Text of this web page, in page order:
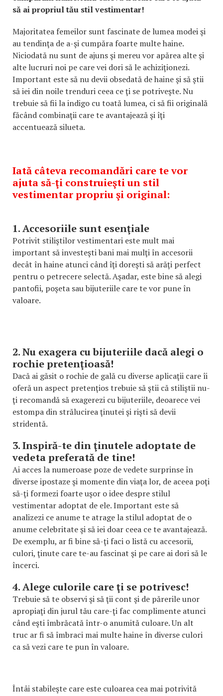
să ai propriul tău stil vestimentar!
Majoritatea femeilor sunt fascinate de lumea modei şi
au tendinţa de a-şi cumpăra foarte multe haine.
Niciodată nu sunt de ajuns şi mereu vor apărea alte şi
alte lucruri noi pe care vei dori să le achiziţionezi.
Important este să nu devii obsedată de haine şi să ştii
să iei din noile trenduri ceea ce ţi se potriveşte. Nu
trebuie să fii la indigo cu toată lumea, ci să fii originală
făcând combinaţii care te avantajează şi îţi
accentuează silueta.
Iată câteva recomandări care te vor
ajuta să-ţi construieşti un stil
vestimentar propriu şi original:
1. Accesoriile sunt esenţiale
Potrivit stiliştilor vestimentari este mult mai
important să investeşti bani mai mulţi în accesorii
decât în haine atunci când îţi doreşti să arăţi perfect
pentru o petrecere selectă. Aşadar, este bine să alegi
pantofii, poşeta sau bijuteriile care te vor pune în
valoare.
2. Nu exagera cu bijuteriile dacă alegi o
rochie pretenţioasă!
Dacă ai găsit o rochie de gală cu diverse aplicaţii care îi
oferă un aspect pretenţios trebuie să ştii că stiliştii nu-
ţi recomandă să exagerezi cu bijuteriile, deoarece vei
estompa din strălucirea ţinutei şi rişti să devii
stridentă.
3. Inspiră-te din ţinutele adoptate de
vedeta preferată de tine!
Ai acces la numeroase poze de vedete surprinse în
diverse ipostaze şi momente din viaţa lor, de aceea poţi
să-ţi formezi foarte uşor o idee despre stilul
vestimentar adoptat de ele. Important este să
analizezi ce anume te atrage la stilul adoptat de o
anume celebritate şi să iei doar ceea ce te avantajează.
De exemplu, ar fi bine să-ţi faci o listă cu accesorii,
culori, ţinute care te-au fascinat şi pe care ai dori să le
încerci.
4. Alege culorile care ţi se potrivesc!
Trebuie să te observi şi să ţii cont şi de părerile unor
apropiaţi din jurul tău care-ţi fac complimente atunci
când eşti îmbrăcată într-o anumită culoare. Un alt
truc ar fi să îmbraci mai multe haine în diverse culori
ca să vezi care te pun în valoare.
Întâi stabileşte care este culoarea cea mai potrivită